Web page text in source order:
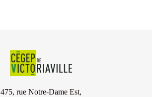
475, rue Notre-Dame Est,